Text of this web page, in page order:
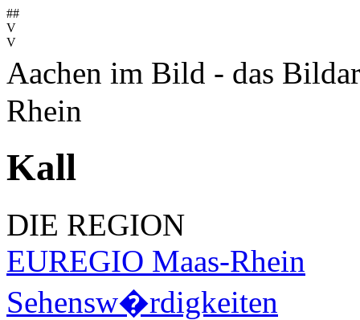
##
V
V
Aachen im Bild - das
Rhein
Kall
DIE REGION
EUREGIO Maas-Rhein
Sehensw�rdigkeiten